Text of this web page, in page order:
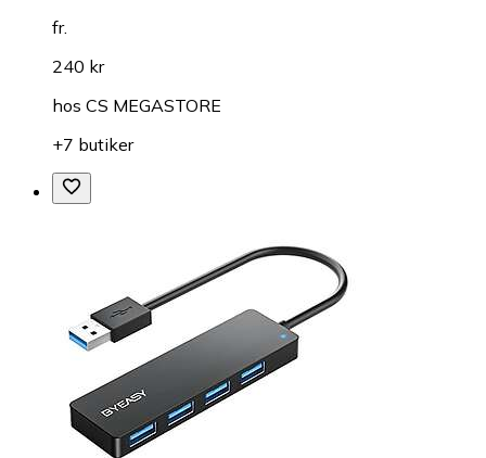
fr.
240 kr
hos CS MEGASTORE
+7 butiker